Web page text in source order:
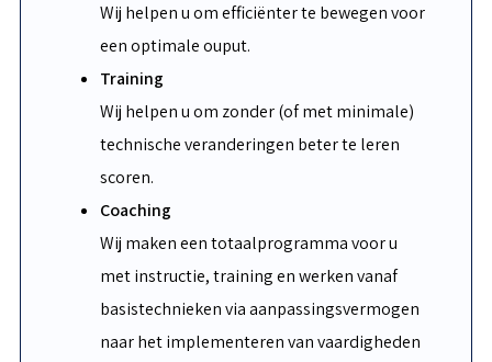
Wij helpen u om efficiënter te bewegen voor
een optimale ouput.
Training
Wij helpen u om zonder (of met minimale)
technische veranderingen beter te leren
scoren.
Coaching
Wij maken een totaalprogramma voor u
met instructie, training en werken vanaf
basistechnieken via aanpassingsvermogen
naar het implementeren van vaardigheden